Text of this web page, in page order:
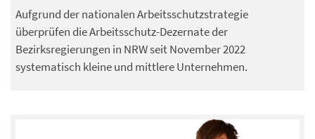
Aufgrund der nationalen Arbeitsschutzstrategie
überprüfen die Arbeitsschutz-Dezernate der
Bezirksregierungen in NRW seit November 2022
systematisch kleine und mittlere Unternehmen.